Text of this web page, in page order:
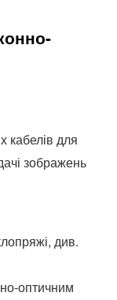
кабелів для
зображень
див.
оптичним